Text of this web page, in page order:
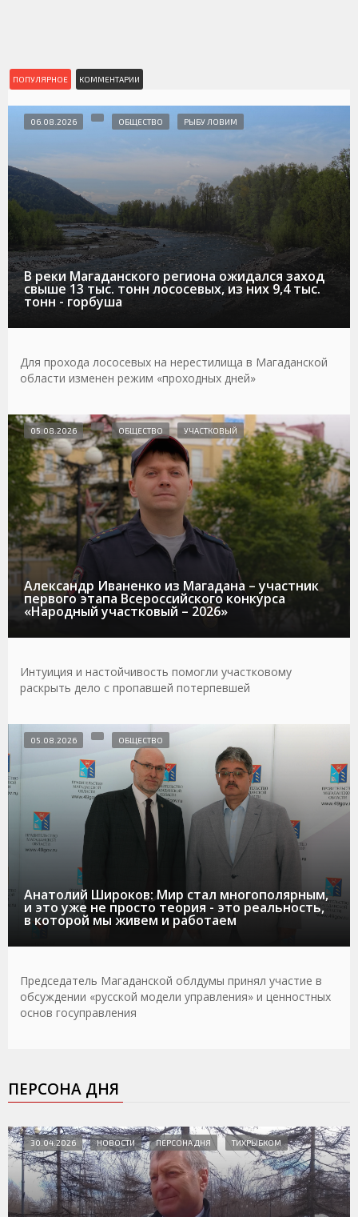
ПОПУЛЯРНОЕ КОММЕНТАРИИ
В реки Магаданского региона ожидался заход
свыше 13 тыс. тонн лососевых, из них 9,4 тыс.
тонн - горбуша
06.08.2026 ОБЩЕСТВО РЫБУ ЛОВИМ
Для прохода лососевых на нерестилища в Магаданской
области изменен режим «проходных дней»
Александр Иваненко из Магадана – участник
первого этапа Всероссийского конкурса
«Народный участковый – 2026»
05.08.2026 ОБЩЕСТВО УЧАСТКОВЫЙ
Интуиция и настойчивость помогли участковому
раскрыть дело с пропавшей потерпевшей
Анатолий Широков: Мир стал многополярным,
и это уже не просто теория - это реальность,
в которой мы живем и работаем
05.08.2026 ОБЩЕСТВО
Председатель Магаданской облдумы принял участие в
обсуждении «русской модели управления» и ценностных
основ госуправления
ПЕРСОНА ДНЯ
30.04.2026 НОВОСТИ ПЕРСОНА ДНЯ ТИХРЫБКОМ